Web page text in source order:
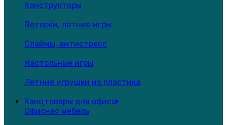
Конструкторы
Ветерки, летние игры
Слаймы, антистресс
Настольные игры
Летние игрушки из пластика
Канцтовары для офиса
Офисная мебель